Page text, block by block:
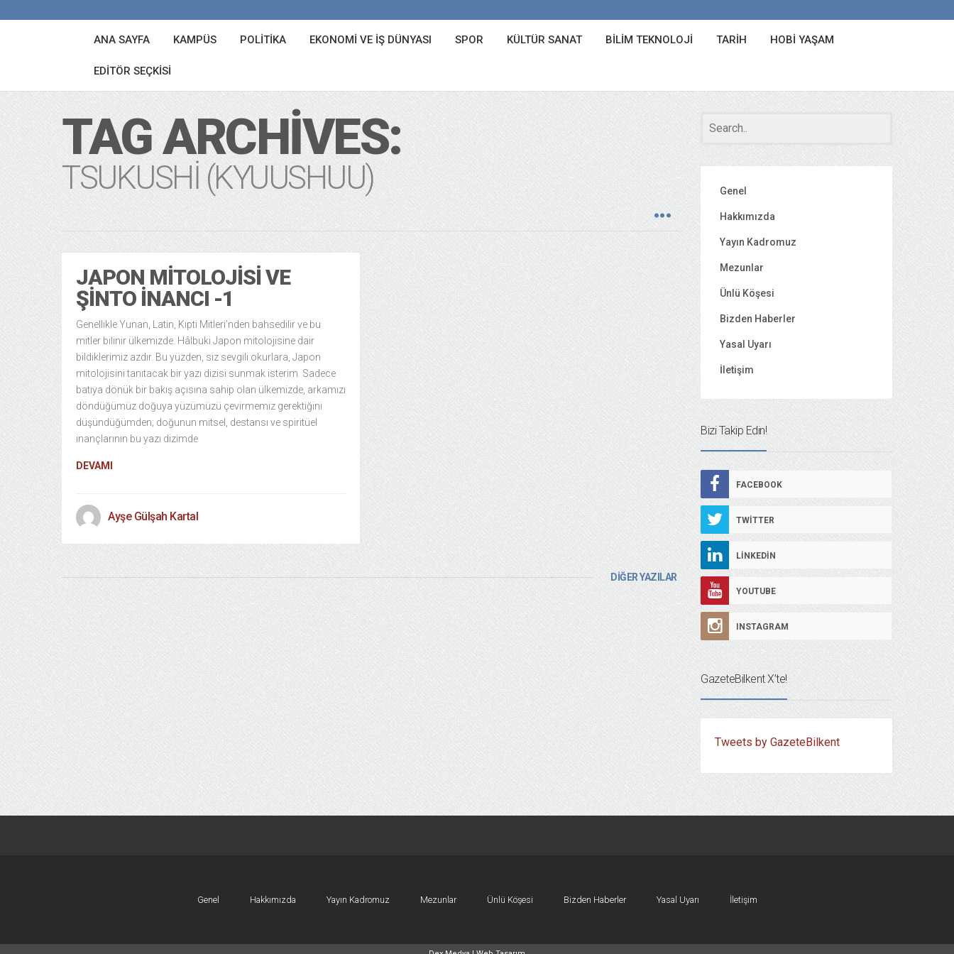
ANA SAYFA KAMPÜS POLITIKA EKONOMI VE İŞ DÜNYASI SPOR KÜLTÜR SANAT BILIM TEKNOLOJI TARIH HOBI YAŞAM
EDITÖR SEÇKISI
TAG ARCHIVES:
TSUKUSHI (KYUUSHUU)
JAPON MITOLOJISI VE
ŞINTO İNANCI -1
Genellikle Yunan, Latin, Kıpti Mitleri’nden bahsedilir ve bu
mitler bilinir ülkemizde. Hâlbuki Japon mitolojisine dair
bildiklerimiz azdır. Bu yüzden, siz sevgili okurlara, Japon
mitolojisini tanıtacak bir yazı dizisi sunmak isterim. Sadece
batıya dönük bir bakış açısına sahip olan ülkemizde, arkamızı
döndüğümüz doğuya yüzümüzü çevirmemiz gerektiğini
düşündüğümden; doğunun mitsel, destansı ve spiritüel
inançlarının bu yazı dizimde
DEVAMI
Ayşe Gülşah Kartal
DİĞER YAZILAR
Genel
Hakkımızda
Yayın Kadromuz
Mezunlar
Ünlü Köşesi
Bizden Haberler
Yasal Uyarı
İletişim
Bizi Takip Edin!
FACEBOOK
TWITTER
LINKEDIN
YOUTUBE
INSTAGRAM
GazeteBilkent X’te!
Tweets by GazeteBilkent
Genel Hakkımızda Yayın Kadromuz Mezunlar Ünlü Köşesi Bizden Haberler Yasal Uyarı İletişim